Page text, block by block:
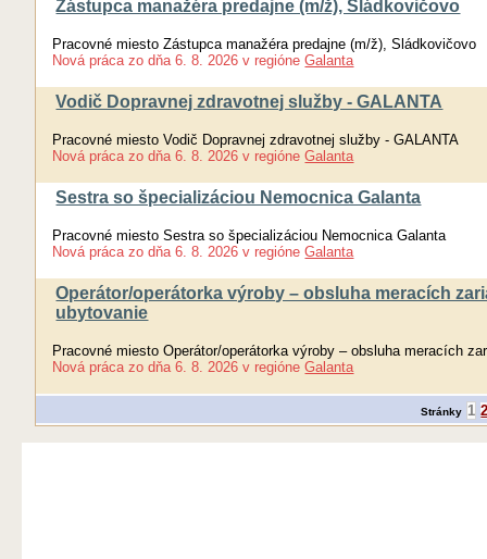
Zástupca manažéra predajne (m/ž), Sládkovičovo
Pracovné miesto Zástupca manažéra predajne (m/ž), Sládkovičovo
Nová práca zo dňa 6. 8. 2026 v regióne Galanta
Vodič Dopravnej zdravotnej služby - GALANTA
Pracovné miesto Vodič Dopravnej zdravotnej služby - GALANTA
Nová práca zo dňa 6. 8. 2026 v regióne Galanta
Sestra so špecializáciou Nemocnica Galanta
Pracovné miesto Sestra so špecializáciou Nemocnica Galanta
Nová práca zo dňa 6. 8. 2026 v regióne Galanta
Operátor/operátorka výroby – obsluha meracích
ubytovanie
Pracovné miesto Operátor/operátorka výroby – obsluha meracích
Nová práca zo dňa 6. 8. 2026 v regióne Galanta
Stránky 1